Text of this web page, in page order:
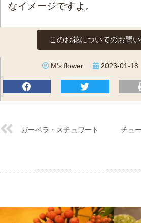
なイメージですよ。
このお花についてのお問
M’s flower 2023-01-18
ガーベラ・スチュワート チュ